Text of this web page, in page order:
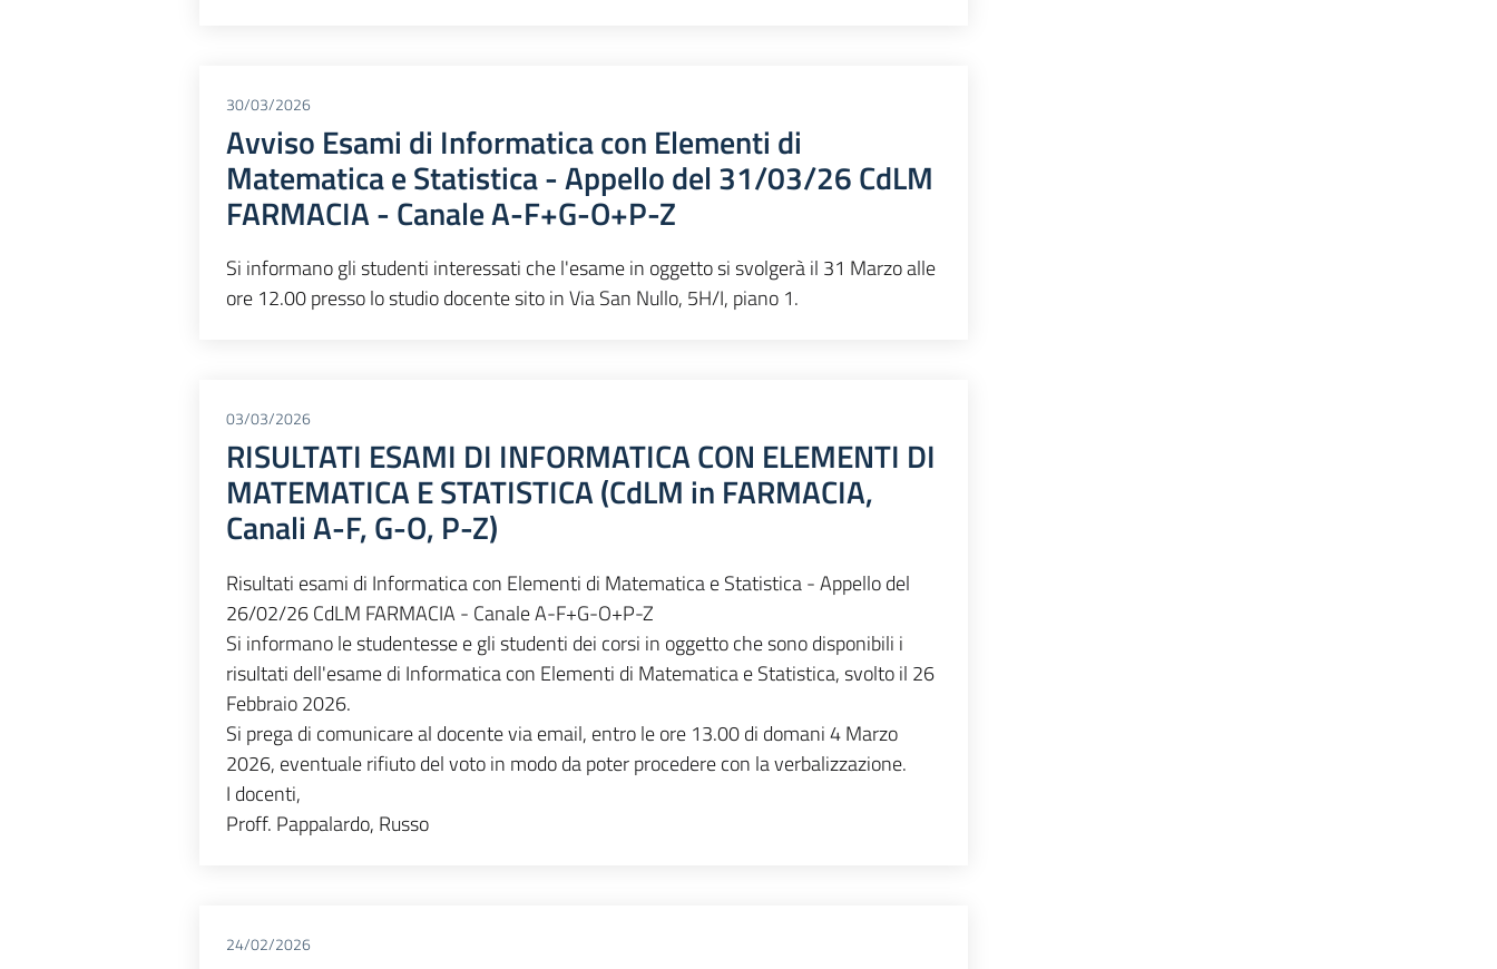
30/03/2026
Avviso Esami di Informatica con Elementi di
Matematica e Statistica - Appello del 31/03/26 CdLM
FARMACIA - Canale A-F+G-O+P-Z
Si informano gli studenti interessati che l'esame in oggetto si svolgerà il 31 Marzo alle
ore 12.00 presso lo studio docente sito in Via San Nullo, 5H/I, piano 1.
03/03/2026
RISULTATI ESAMI DI INFORMATICA CON ELEMENTI DI
MATEMATICA E STATISTICA (CdLM in FARMACIA,
Canali A-F, G-O, P-Z)
Risultati esami di Informatica con Elementi di Matematica e Statistica - Appello del
26/02/26 CdLM FARMACIA - Canale A-F+G-O+P-Z
Si informano le studentesse e gli studenti dei corsi in oggetto che sono disponibili i
risultati dell'esame di Informatica con Elementi di Matematica e Statistica, svolto il 26
Febbraio 2026.
Si prega di comunicare al docente via email, entro le ore 13.00 di domani 4 Marzo
2026, eventuale rifiuto del voto in modo da poter procedere con la verbalizzazione.
I docenti,
Proff. Pappalardo, Russo
24/02/2026